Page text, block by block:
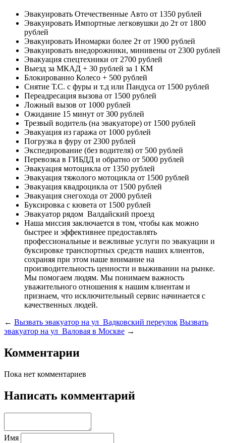
Эвакуировать Отечественные Авто от 1350 рублей
Эвакуировать Импортные легковушки до 2т от 1800
рублей
Эвакуировать Иномарки более 2т от 1900 рублей
Эвакуировать внедорожники, минивены от 2300 рублей
Эвакуация спецтехники от 2700 рублей
Выезд за МКАД + 30 рублей за 1 КМ
Блокированно Колесо + 500 рублей
Снятие Т.С. с фуры и т.д или Пандуса от 1500 рублей
Переадресация вызова от 1500 рублей
Ложный вызов от 1000 рублей
Ожидание 15 минут от 300 рублей
Трезвый водитель (на эвакуаторе) от 1500 рублей
Эвакуация из гаража от 1000 рублей
Погрузка в фуру от 2300 рублей
Экспедирование (без водителя) от 500 рублей
Перевозка в ГИБДД и обратно от 5000 рублей
Эвакуация мотоцикла от 1350 рублей
Эвакуация тяжолого мотоцикла от 1500 рублей
Эвакуация квадроцикла от 1500 рублей
Эвакуация снегохода от 2000 рублей
Буксировка с кювета от 1500 рублей
Эвакуатор рядом Валдайский проезд
Наша миссия заключается в том, чтобы как можно
быстрее и эффективнее предоставлять
профессиональные и вежливые услуги по эвакуации и
буксировке транспортных средств наших клиентов,
сохраняя при этом наше внимание на
производительность ценности и выживании на рынке.
Мы помогаем людям. Мы понимаем важность
уважительного отношения к нашим клиентам и
признаем, что исключительный сервис начинается с
качественных людей.
← Вызвать эвакуатор на ул Вадковский переулок Вызвать
эвакуатор на ул Валовая в Москве →
Комментарии
Пока нет комментариев
Написать комментарий
Имя